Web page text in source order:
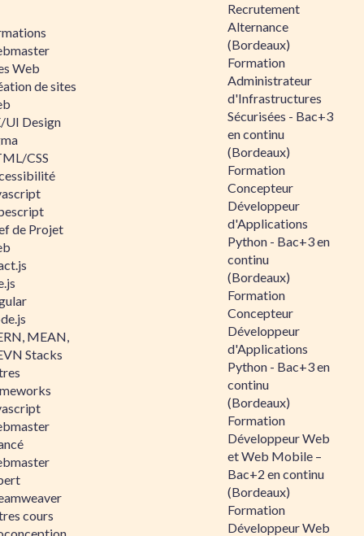
Web
de sites
UI Design
CSS
de Projet
MEAN,
Stacks
cours
Recrutement
Alternance
(Bordeaux)
Formation
Administrateur
d'Infrastructures
Sécurisées - Bac+3
en continu
(Bordeaux)
Formation
Concepteur
Développeur
d'Applications
Python - Bac+3 en
continu
(Bordeaux)
Formation
Concepteur
Développeur
d'Applications
Python - Bac+3 en
continu
(Bordeaux)
Formation
Développeur Web
et Web Mobile –
Bac+2 en continu
(Bordeaux)
Formation
Développeur Web